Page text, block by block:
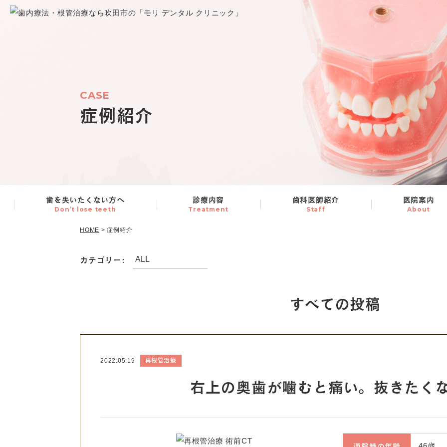
CASE
症例紹介
歯を失いたくない方へ
Don’t lose teeth
診療内容
Treatment
歯科医師紹介
Staff
医院案内
About
HOME >症例紹介
カテゴリー:
すべての投稿
2022.05.19 再根管治療
右上の奥歯が噛むと痛い。抜きたく